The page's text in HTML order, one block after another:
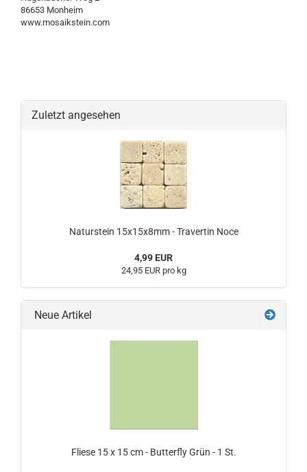
86653 Monheim
www.mosaikstein.com
Zuletzt angesehen
Naturstein 15x15x8mm - Travertin Noce
4,99 EUR
24,95 EUR pro kg
Neue Artikel
Fliese 15 x 15 cm - Butterfly Grün - 1 St.